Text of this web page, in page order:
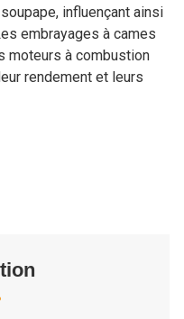
influençant ainsi
embrayages à cames
moteurs à combustion
rendement et leurs